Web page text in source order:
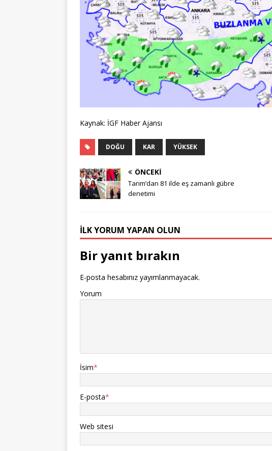
Kaynak: İGF Haber Ajansı
DOĞU KAR YÜKSEK
ÖNCEKI
Tarım’dan 81 ilde eş zamanlı gübre
denetimi
İLK YORUM YAPAN OLUN
Bir yanıt bırakın
E-posta hesabınız yayımlanmayacak.
Yorum
İsim*
E-posta*
Web sitesi